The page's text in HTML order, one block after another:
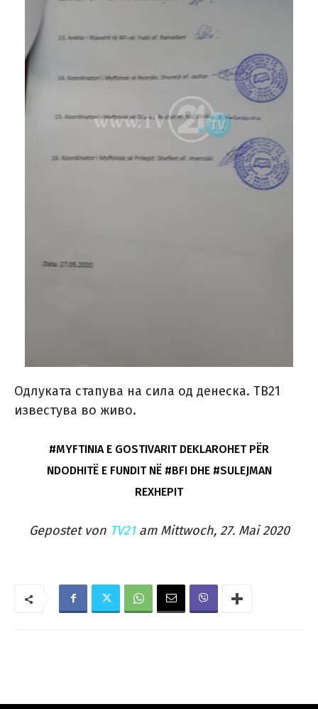
Одлуката стапува на сила од денеска. ТВ21
известува во живо.
#MYFTINIA E GOSTIVARIT DEKLAROHET PËR
NDODHITË E FUNDIT NË #BFI DHE #SULEJMAN
REXHEPIT
Gepostet von TV21am Mittwoch, 27. Mai 2020